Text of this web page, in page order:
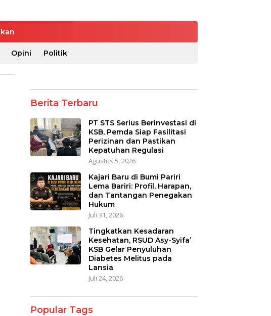
Opini Politik
Berita Terbaru
PT STS Serius Berinvestasi di
KSB, Pemda Siap Fasilitasi
Perizinan dan Pastikan
Kepatuhan Regulasi
Agustus 5, 2026
Kajari Baru di Bumi Pariri
Lema Bariri: Profil, Harapan,
dan Tantangan Penegakan
Hukum
Juli 31, 2026
Tingkatkan Kesadaran
Kesehatan, RSUD Asy-Syifa’
KSB Gelar Penyuluhan
Diabetes Melitus pada
Lansia
Juli 24, 2026
Popular Tags